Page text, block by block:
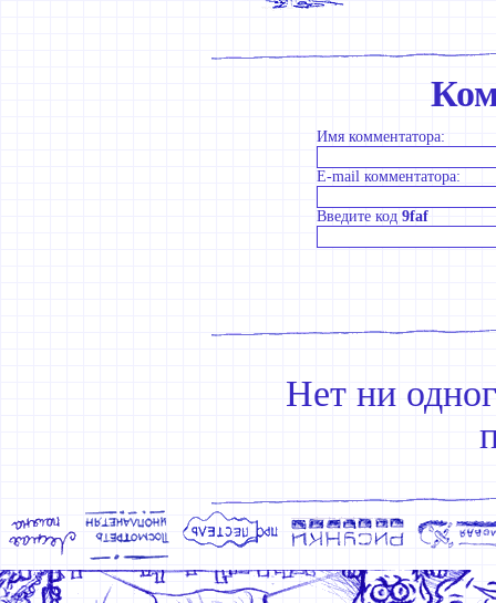
Имя комментатора:
E-mail комментатора:
Введите код 9faf
Нет ни